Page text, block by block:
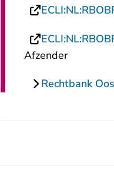
Afzender
Rechtbank